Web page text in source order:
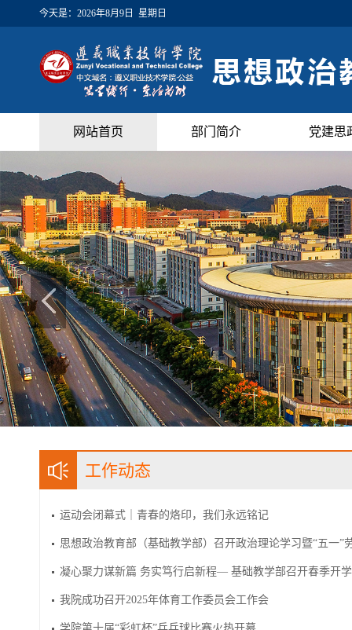
今天是： 2026年8月9日 星期日
网站首页 部门简介 党建思
工作动态
运动会闭幕式｜青春的烙印，我们永远铭记
思想政治教育部（基础教学部）召开政治理论学习暨“五一”
凝心聚力谋新篇 务实笃行启新程— 基础教学部召开春季开
我院成功召开2025年体育工作委员会工作会​